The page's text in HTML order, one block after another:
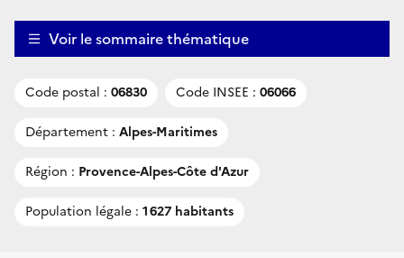
Voir le sommaire thématique
Code postal : 06830 Code INSEE : 06066
Département : Alpes-Maritimes
Région : Provence-Alpes-Côte d'Azur
Population légale : 1 627 habitants